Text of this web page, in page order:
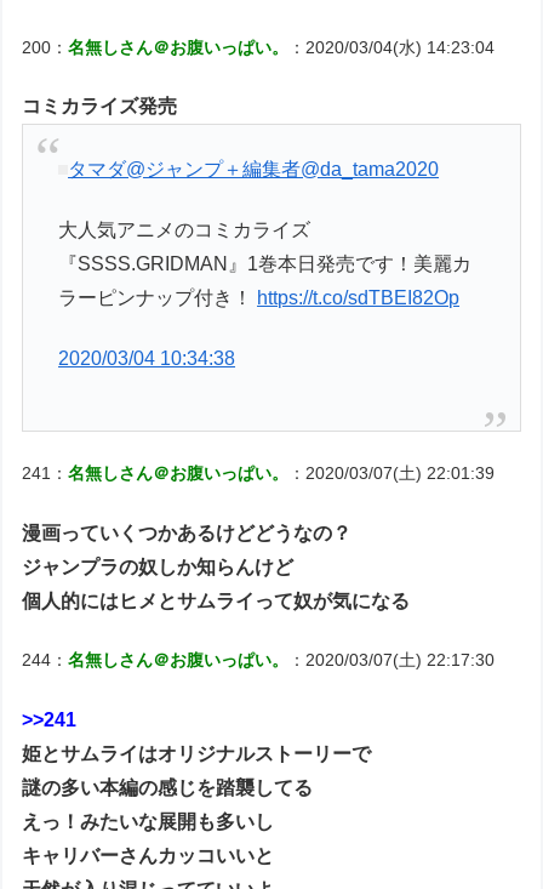
200：名無しさん＠お腹いっぱい。 ：2020/03/04(水) 14:23:04
コミカライズ発売
タマダ@ジャンプ＋編集者@da_tama2020
大人気アニメのコミカライズ
『SSSS.GRIDMAN』1巻本日発売です！美麗カ
ラーピンナップ付き！
https://t.co/sdTBEI82Op
2020/03/04 10:34:38
241：名無しさん＠お腹いっぱい。 ：2020/03/07(土) 22:01:39
漫画っていくつかあるけどどうなの？
ジャンプラの奴しか知らんけど
個人的にはヒメとサムライって奴が気になる
244：名無しさん＠お腹いっぱい。 ：2020/03/07(土) 22:17:30
>>241
姫とサムライはオリジナルストーリーで
謎の多い本編の感じを踏襲してる
えっ！みたいな展開も多いし
キャリバーさんカッコいいと